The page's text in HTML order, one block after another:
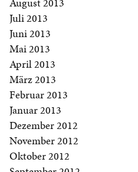
Juli 2013
Juni 2013
Mai 2013
April 2013
März 2013
Februar 2013
Januar 2013
Dezember 2012
November 2012
Oktober 2012